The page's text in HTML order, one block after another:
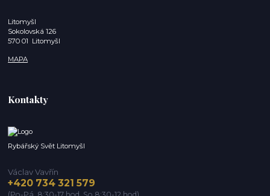
Litomyšl
Sokolovská 126
570 01 Litomyšl
MAPA
Kontakty
Rybářský Svět Litomyšl
Václav Vavřín
+420 734 321 579